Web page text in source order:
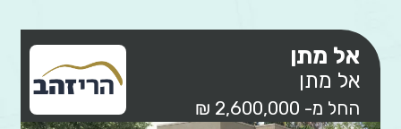
אל מתן
אל מתן
החל מ- 2,600,000 ₪